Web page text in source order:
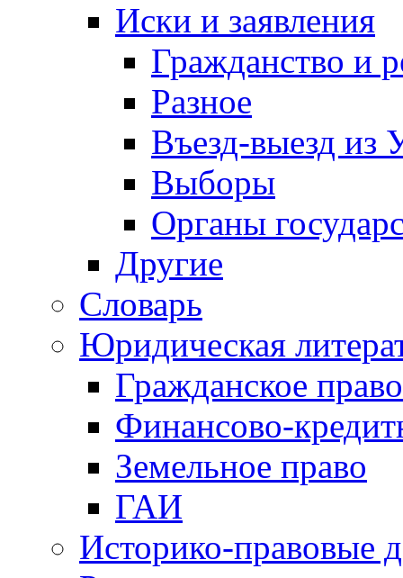
Иски и заявления
Гражданство и
Разное
Въезд-выезд из
Выборы
Органы
Другие
Словарь
Юридическая
Гражданское право
Финансово-
Земельное право
ГАИ
Историко-правовые